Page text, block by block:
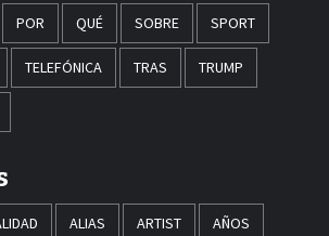
POR QUÉ SOBRE SPORT
TELEFÓNICA TRAS TRUMP
ALIAS ARTIST AÑOS